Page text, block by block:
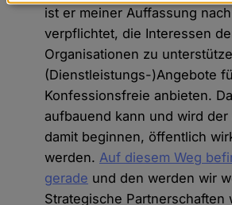
ist er meiner Auffassung
verpflichtet, die Interessen
Organisationen zu
(Dienstleistungs-)Angebote
Konfessionsfreie anbieten.
aufbauend kann und wird der
damit beginnen, öffentlich
werden.Auf diesem Weg
gerade und den werden wir
Strategische Partnerschaften
Daten
und
Cookies